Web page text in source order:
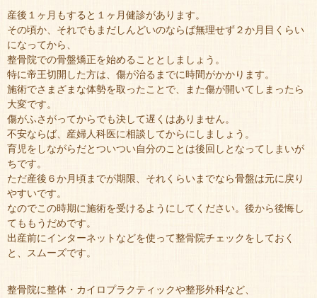
産後１ヶ月もすると１ヶ月健診があります。
その頃か、それでもまだしんどいのならば無理せず２か月目くらい
になってから、
整骨院での骨盤矯正を始めることとしましょう。
特に帝王切開した方は、傷が治るまでに時間がかかります。
施術でさまざまな体勢を取ったことで、また傷が開いてしまったら
大変です。
傷がふさがってからでも決して遅くはありません。
不安ならば、産婦人科医に相談してからにしましょう。
育児をしながらだとついつい自分のことは後回しとなってしまいが
ちです。
ただ産後６か月頃までが期限、それくらいまでなら骨盤は元に戻り
やすいです。
なのでこの時期に施術を受けるようにしてください。後から後悔し
てももうだめです。
出産前にインターネットなどを使って整骨院チェックをしておく
と、スムーズです。
整骨院に整体・カイロプラクティックや整形外科など、